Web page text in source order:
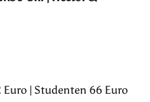
Euro | Studenten 66 Euro